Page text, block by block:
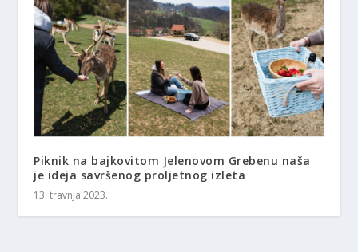
Piknik na bajkovitom Jelenovom Grebenu naša
je ideja savršenog proljetnog izleta
13. travnja 2023.